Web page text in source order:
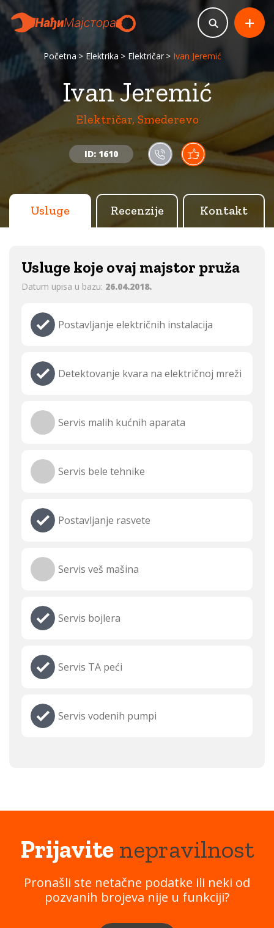
Početna Elektrika Električar Ivan Jeremić
Ivan Jeremić
Električar, Smederevo
ID: 1610
+
Usluge Recenzije Kontakt
Usluge koje ovaj majstor pruža
Datum upisa u bazu: 26.04.2018.
Postavljanje električnih instalacija
Detektovanje kvara na električnoj mreži
Servis malih kućnih aparata
Servis bele tehnike
Postavljanje rasvete
Servis veš mašina
Servis bojlera
Servis TA peći
Servis vodenih pumpi
Prijavitenepravilnost
Pronašli ste netačne podatke ili neki od
pozvanih brojeva nije u funkciji?